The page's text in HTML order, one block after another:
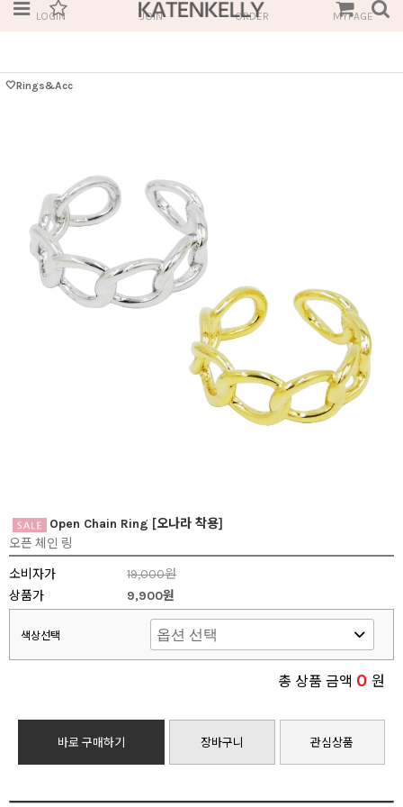
LOGIN JOIN ORDER MYPAGE
🤍Rings&Acc
Open Chain Ring [오나라 착용]
오픈 체인 링
소비자가
19,000원
상품가
9,900원
색상선택
총 상품 금액 0 원
바로 구매하기 장바구니 관심상품